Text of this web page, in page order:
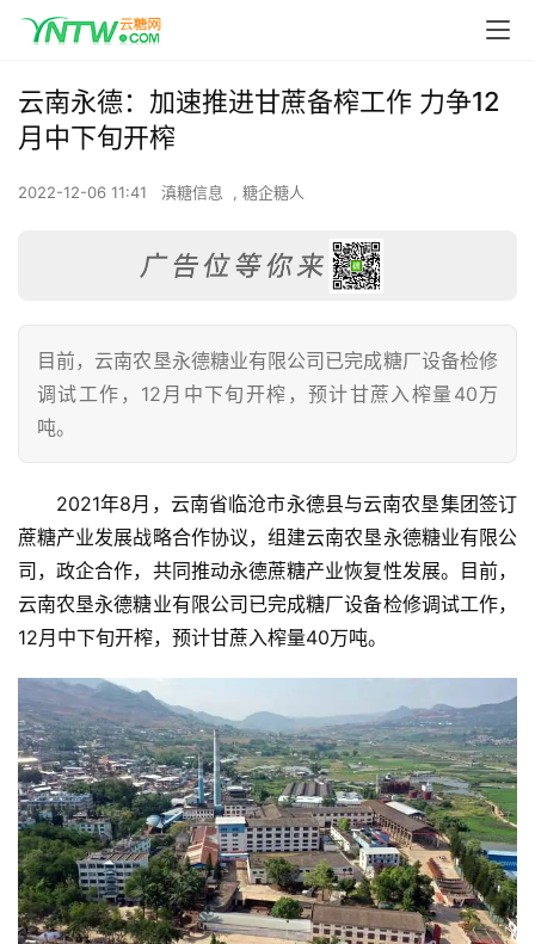
云南永德：加速推进甘蔗备榨工作 力争12
月中下旬开榨
2022-12-06 11:41 滇糖信息 , 糖企糖人
目前，云南农垦永德糖业有限公司已完成糖厂设备检修
调试工作，12月中下旬开榨，预计甘蔗入榨量40万
吨。
2021年8月，云南省临沧市永德县与云南农垦集团签订
蔗糖产业发展战略合作协议，组建云南农垦永德糖业有限公
司，政企合作，共同推动永德蔗糖产业恢复性发展。目前，
云南农垦永德糖业有限公司已完成糖厂设备检修调试工作，
12月中下旬开榨，预计甘蔗入榨量40万吨。